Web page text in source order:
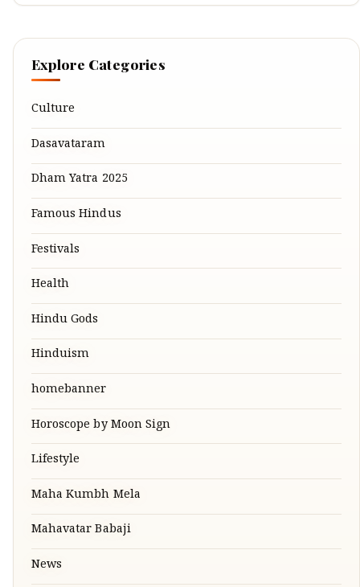
Explore Categories
Culture
Dasavataram
Dham Yatra 2025
Famous Hindus
Festivals
Health
Hindu Gods
Hinduism
homebanner
Horoscope by Moon Sign
Lifestyle
Maha Kumbh Mela
Mahavatar Babaji
News